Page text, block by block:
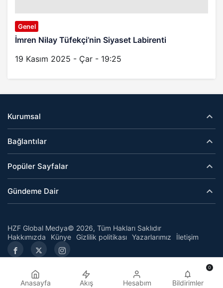
Genel
İmren Nilay Tüfekçi’nin Siyaset Labirenti
19 Kasım 2025 - Çar - 19:25
Kurumsal
Bağlantılar
Popüler Sayfalar
Gündeme Dair
HZF Global Medya© 2026, Tüm Hakları Saklıdır
Hakkımızda
Künye Gizlilik politikası Yazarlarımız İletişim
Anasayfa Akış Hesabım Bildirimler
0